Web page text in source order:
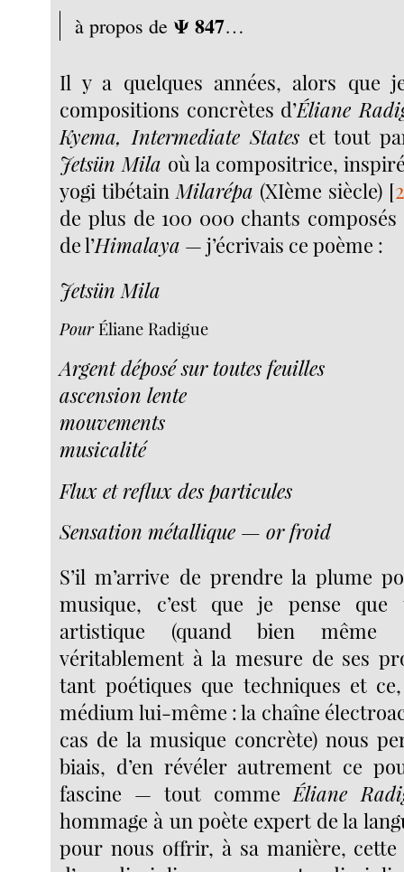
à propos de Ψ 847…
Il y a quelques années, alors que
compositions concrètes d’Éliane
Kyema, Intermediate Stateset tout
Jetsün Mila où la compositrice,
yogi tibétainMilarépa (XIème siècle) [
de plus de 100 000 chants
de l’Himalaya — j’écrivais ce poème :
Jetsün Mila
PourÉliane Radigue
Argent déposé sur toutes feuilles
ascension lente
mouvements
musicalité
Flux et reflux des particules
Sensation métallique — or froid
S’il m’arrive de prendre la plume
musique, c’est que je pense que
artistique (quand bien même
véritablement à la mesure de ses
tant poétiques que techniques et
médium lui-même : la chaîne
cas de la musique concrète) nous
biais, d’en révéler autrement ce
fascine — tout comme Éliane
hommage à un poète expert de la
pour nous offrir, à sa manière, cette